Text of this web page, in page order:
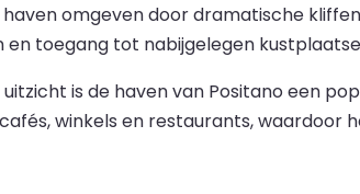
omgeven door dramatische
toegang tot nabijgelegen
is de haven van Positano een
winkels en restaurants, waardoor